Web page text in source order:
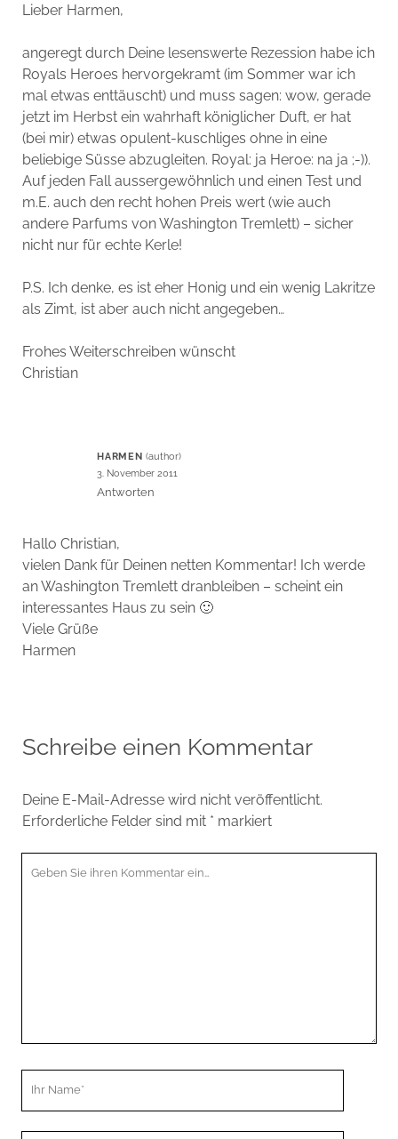
Lieber Harmen,
angeregt durch Deine lesenswerte Rezession habe ich
Royals Heroes hervorgekramt (im Sommer war ich
mal etwas enttäuscht) und muss sagen: wow, gerade
jetzt im Herbst ein wahrhaft königlicher Duft, er hat
(bei mir) etwas opulent-kuschliges ohne in eine
beliebige Süsse abzugleiten. Royal: ja Heroe: na ja ;-)).
Auf jeden Fall aussergewöhnlich und einen Test und
m.E. auch den recht hohen Preis wert (wie auch
andere Parfums von Washington Tremlett) – sicher
nicht nur für echte Kerle!
P.S. Ich denke, es ist eher Honig und ein wenig Lakritze
als Zimt, ist aber auch nicht angegeben…
Frohes Weiterschreiben wünscht
Christian
HARMEN
3. November 2011
Antworten
Hallo Christian,
vielen Dank für Deinen netten Kommentar! Ich werde
an Washington Tremlett dranbleiben – scheint ein
interessantes Haus zu sein 🙂
Viele Grüße
Harmen
Schreibe einen Kommentar
Deine E-Mail-Adresse wird nicht veröffentlicht.
Erforderliche Felder sind mit * markiert